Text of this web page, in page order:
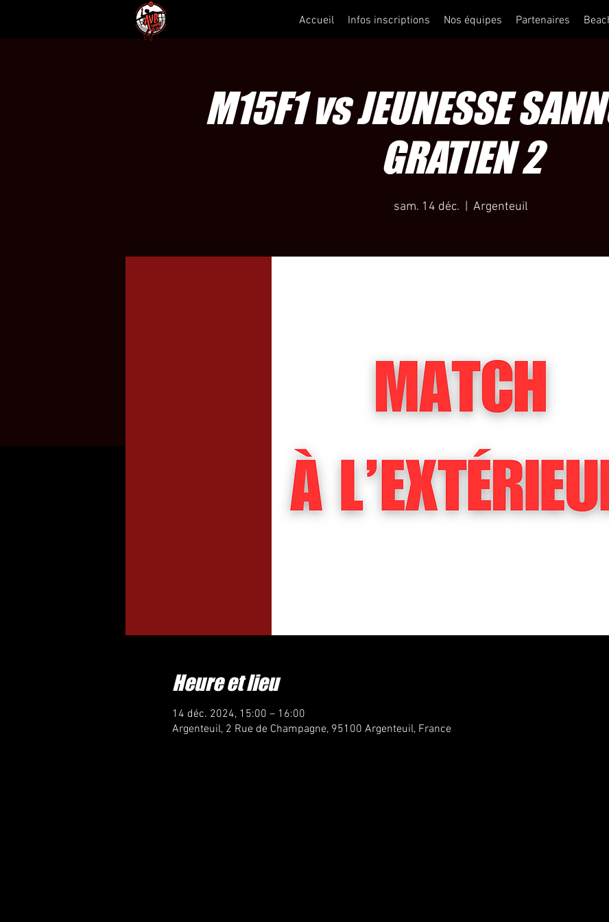
Accueil Infos inscriptions Nos équipes Partenaires
M15F1 vs JEUNESSE
GRATIEN 2
sam. 14 déc. Argenteuil
Heure et lieu
14 déc. 2024, 15:00 – 16:00
Argenteuil, 2 Rue de Champagne, 95100 Argenteuil, France